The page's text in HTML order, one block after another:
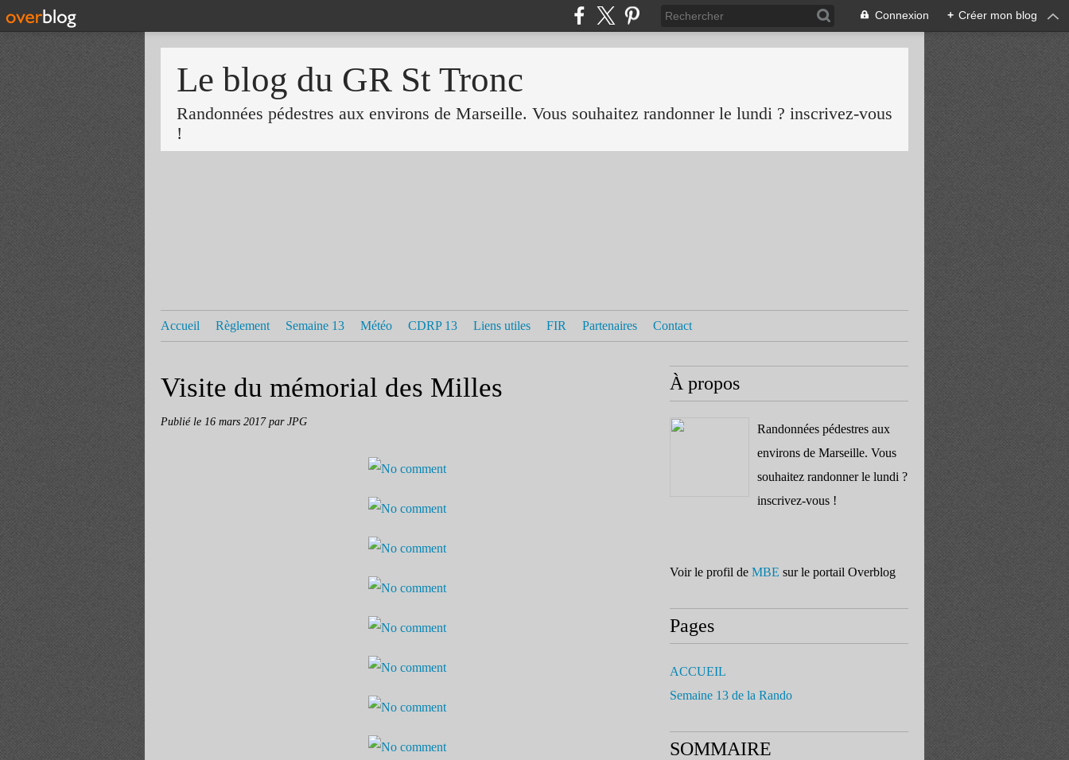
Connexion + Créer mon blog
Le blog du GR St Tronc
Randonnées pédestres aux environs de Marseille. Vous souhaitez randonner le lundi ? inscrivez-vous
!
Accueil Règlement Semaine 13 Météo CDRP 13 Liens utiles FIR Partenaires Contact
Visite du mémorial des Milles
Publié le 16 mars 2017par JPG
À propos
Randonnées pédestres aux
environs de Marseille. Vous
souhaitez randonner le lundi ?
inscrivez-vous !
Voir le profil de MBE sur le portail Overblog
Pages
ACCUEIL
Semaine 13 de la Rando
SOMMAIRE